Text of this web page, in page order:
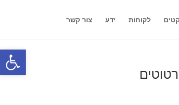
פתח
לקוחות ידע צור קשר